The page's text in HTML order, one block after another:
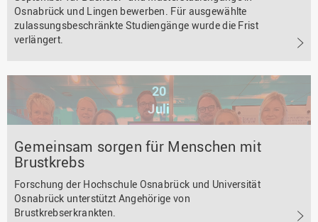
Osnabrück und Lingen bewerben. Für ausgewählte
zulassungsbeschränkte Studiengänge wurde die Frist
verlängert.
20
Juli
Gemeinsam sorgen für Menschen mit
Brustkrebs
Forschung der Hochschule Osnabrück und Universität
Osnabrück unterstützt Angehörige von
Brustkrebserkrankten.